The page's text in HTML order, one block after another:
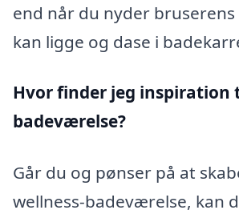
end når du nyder
kan ligge og dase i
Hvor finder jeg inspiration
badeværelse?
Går du og pønser på at
wellness-badeværelse, kan